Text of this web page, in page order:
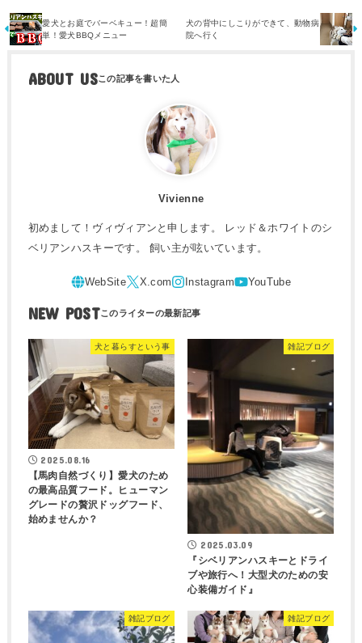
愛犬とお庭でバーベキュー！超簡
単！愛犬BBQメニュー
犬の背中にしこりができて、動物病
院へ行く
ABOUT US
Vivienne
初めまして！ヴィヴィアンと申します。 レッド＆ホワイトのシ
ベリアンハスキーです。 飼い主が呟いています。
NEW POST
犬と暮らすという事
2025.08.16
【馬肉自然づくり】愛犬のため
の最高品質フード。ヒューマン
グレードの贅沢ドッグフード、
始めませんか？
雑記ブログ
2025.03.09
『シベリアンハスキーとドライ
ブや旅行へ！大型犬のための安
心装備ガイド』
雑記ブログ 雑記ブログ